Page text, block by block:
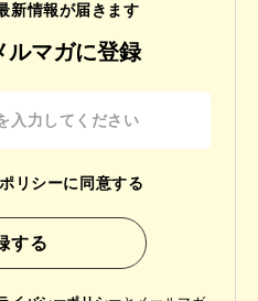
新情報が届きます
ルマガに登録
リシーに同意する